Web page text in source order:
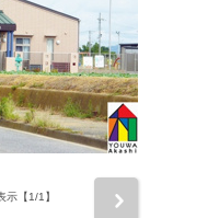
示【1/1】